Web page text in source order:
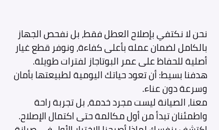
نحن لا نكتفي بإصلاح العطل فقط، بل نفحص الجهاز
بالكامل لضمان عمله بأعلى كفاءة، ونوفر قطع غيار
أصلية للحفاظ على عمر البوتاجاز لفترات طويلة.
هدفنا بسيط: أن تعود حياتك اليومية لطبيعتها بأمان
وسرعة دون عناء.
معنا، الصيانة ليست مجرد خدمة، بل تجربة راحة
واطمئنان تبدأ من أول مكالمة حتى اكتمال الإصلاح.